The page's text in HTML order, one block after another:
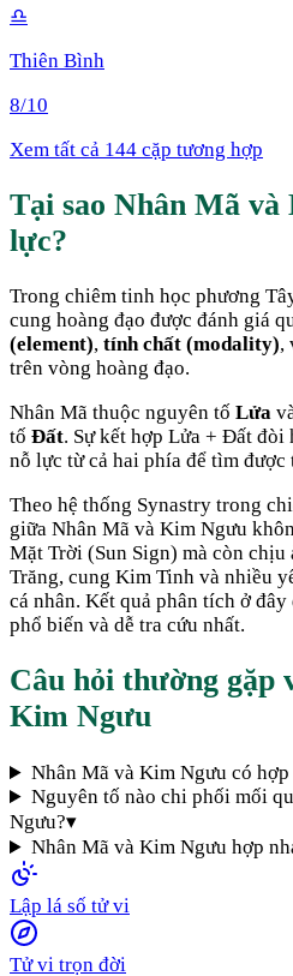
♎
Thiên Bình
8/10
Xem tất cả 144 cặp tương hợp
Tại sao Nhân Mã và
lực?
Trong chiêm tinh học phương
cung hoàng đạo được đánh giá
(element), tính chất (modality),
trên vòng hoàng đạo.
Nhân Mã thuộc nguyên tố Lửa
tố Đất. Sự kết hợp Lửa + Đất đòi
nỗ lực từ cả hai phía để tìm
Theo hệ thống Synastry trong
giữa Nhân Mã và Kim Ngưu
Mặt Trời (Sun Sign) mà còn
Trăng, cung Kim Tinh và nhiều
cá nhân. Kết quả phân tích ở
phổ biến và dễ tra cứu nhất.
Câu hỏi thường gặp
Kim Ngưu
Nhân Mã và Kim Ngưu có
Nguyên tố nào chi phối mối
Ngưu?▾
Nhân Mã và Kim Ngưu hợp
Lập lá số tử vi
Tử vi trọn đời